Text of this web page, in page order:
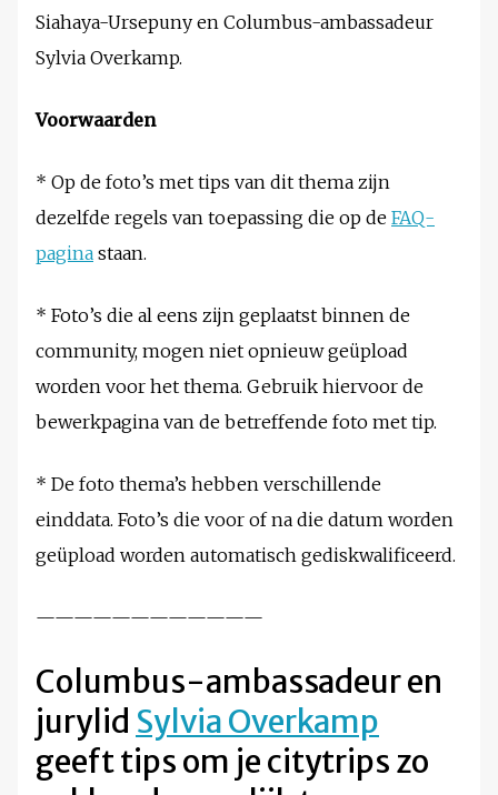
Siahaya-Ursepuny en Columbus-ambassadeur
Sylvia Overkamp.
Voorwaarden
* Op de foto’s met tips van dit thema zijn
dezelfde regels van toepassing die op de FAQ-
pagina staan.
* Foto’s die al eens zijn geplaatst binnen de
community, mogen niet opnieuw geüpload
worden voor het thema. Gebruik hiervoor de
bewerkpagina van de betreffende foto met tip.
* De foto thema’s hebben verschillende
einddata. Foto’s die voor of na die datum worden
geüpload worden automatisch gediskwalificeerd.
————————————
Columbus-ambassadeur en
jurylid Sylvia Overkamp
geeft tips om je citytrips zo